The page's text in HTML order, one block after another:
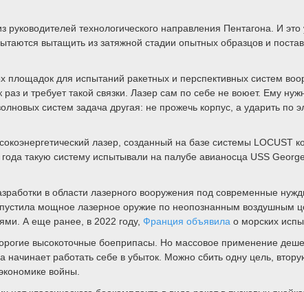
технологического направления Пентагона. И это
вытащить из затяжной стадии опытных образцов и
для испытаний ракетных и перспективных систем
и требует такой связки. Лазер сам по себе не воюет. Ему
систем задача другая: не прожечь корпус, а ударить по
лазер, созданный на базе системы LOCUST
такую систему испытывали на палубе авианосца USS
в области лазерного вооружения под современные
мощное лазерное оружие по неопознанным воздушным
А еще ранее, в 2022 году, Франция объявила о морских
высокоточные боеприпасы. Но массовое применение
работать себе в убыток. Можно сбить одну цель,
войны.